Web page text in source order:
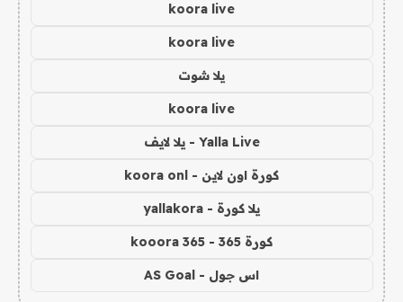
koora live
koora live
يلا شوت
koora live
Yalla Live - يلا لايف
كورة اون لاين - koora onl
يلا كورة - yallakora
كورة 365 - kooora 365
اس جول - AS Goal